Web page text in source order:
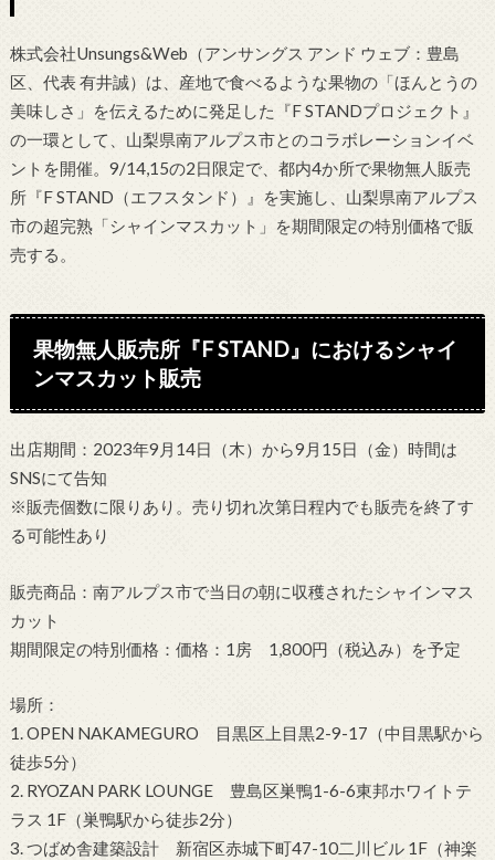
株式会社Unsungs&Web（アンサングス アンド ウェブ：豊島
区、代表 有井誠）は、産地で食べるような果物の「ほんとうの
美味しさ」を伝えるために発足した『F STANDプロジェクト』
の一環として、山梨県南アルプス市とのコラボレーションイベ
ントを開催。9/14,15の2日限定で、都内4か所で果物無人販売
所『F STAND（エフスタンド）』を実施し、山梨県南アルプス
市の超完熟「シャインマスカット」を期間限定の特別価格で販
売する。
果物無人販売所『F STAND』におけるシャイ
ンマスカット販売
出店期間：2023年9月14日（木）から9月15日（金）時間は
SNSにて告知
※販売個数に限りあり。売り切れ次第日程内でも販売を終了す
る可能性あり
販売商品：南アルプス市で当日の朝に収穫されたシャインマス
カット
期間限定の特別価格：価格：1房 1,800円（税込み）を予定
場所：
1. OPEN NAKAMEGURO 目黒区上目黒2-9-17（中目黒駅から
徒歩5分）
2. RYOZAN PARK LOUNGE 豊島区巣鴨1-6-6東邦ホワイトテ
ラス 1F（巣鴨駅から徒歩2分）
3. つばめ舎建築設計 新宿区赤城下町47-10二川ビル 1F（神楽